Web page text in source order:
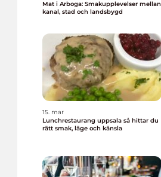
Mat i Arboga: Smakupplevelser mellan
kanal, stad och landsbygd
15. mar
Lunchrestaurang uppsala så hittar du
rätt smak, läge och känsla